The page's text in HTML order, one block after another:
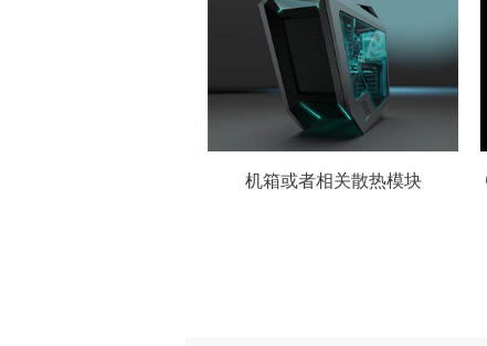
CPU，GPU图像处理器等芯片组